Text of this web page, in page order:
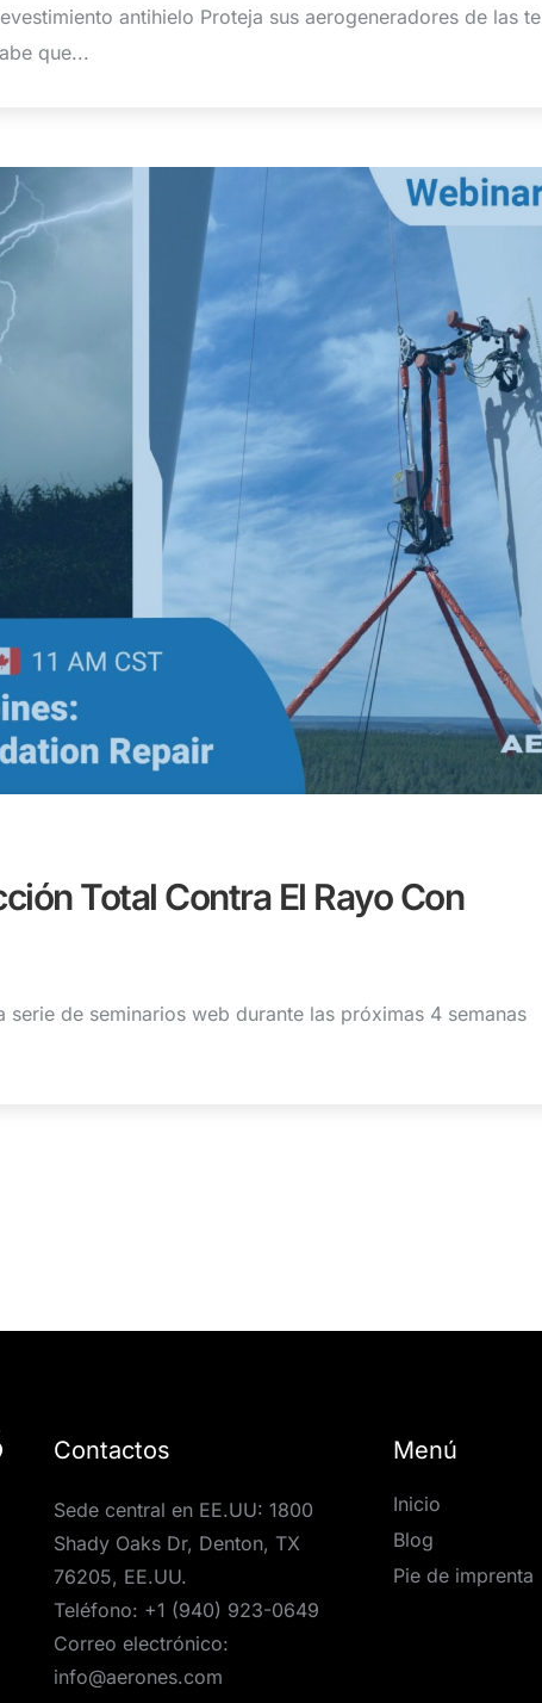
antihielo Proteja sus aerogeneradores de las te
que...
Total Contra El Rayo Con
serie de seminarios web durante las próximas 4 semanas
Contactos
Sede central en EE.UU: 1800
Shady Oaks Dr, Denton, TX
76205, EE.UU.
Teléfono: +1 (940) 923-0649
Correo electrónico:
info@aerones.com
Menú
Inicio
Blog
Pie de imprenta